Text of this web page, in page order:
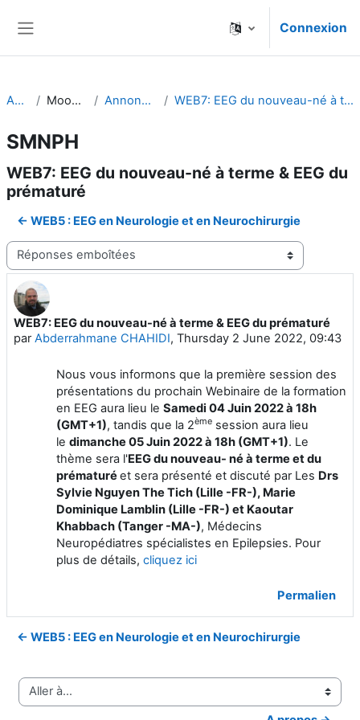
Connexion
Accueil Mooc SMNPH Annonces du site WEB7: EEG du nouveau-né à terme & EEG du prématuré
SMNPH
WEB7: EEG du nouveau-né à terme & EEG du
prématuré
← WEB5 : EEG en Neurologie et en Neurochirurgie
Type d'affichage
WEB7: EEG du nouveau-né à terme & EEG du prématuré
parAbderrahmane CHAHIDI, Thursday 2 June 2022, 09:43
Nombre de réponses : 0
Nous vous informons que la première session des
présentations du prochain Webinaire de la formation
en EEG aura lieu le Samedi 04 Juin 2022 à 18h
(GMT+1), tandis que la 2ème session aura lieu
le dimanche 05 Juin 2022 à 18h (GMT+1). Le
thème sera l'EEG du nouveau- né à terme et du
prématuréet sera présenté et discuté par Les Drs
Sylvie Nguyen The Tich (Lille -FR-), Marie
Dominique Lamblin (Lille -FR-) et Kaoutar
Khabbach (Tanger -MA-), Médecins
Neuropédiatres spécialistes en Epilepsies. Pour
plus de détails, cliquez ici
Permalien
← WEB5 : EEG en Neurologie et en Neurochirurgie
Aller à…